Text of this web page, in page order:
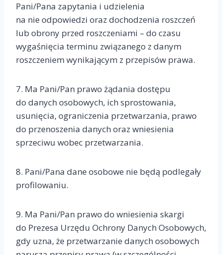
Pani/Pana zapytania i udzielenia
na nie odpowiedzi oraz dochodzenia roszczeń
lub obrony przed roszczeniami – do czasu
wygaśnięcia terminu związanego z danym
roszczeniem wynikającym z przepisów prawa.
7. Ma Pani/Pan prawo żądania dostępu
do danych osobowych, ich sprostowania,
usunięcia, ograniczenia przetwarzania, prawo
do przenoszenia danych oraz wniesienia
sprzeciwu wobec przetwarzania.
8. Pani/Pana dane osobowe nie będą podlegały
profilowaniu.
9. Ma Pani/Pan prawo do wniesienia skargi
do Prezesa Urzędu Ochrony Danych Osobowych,
gdy uzna, że przetwarzanie danych osobowych